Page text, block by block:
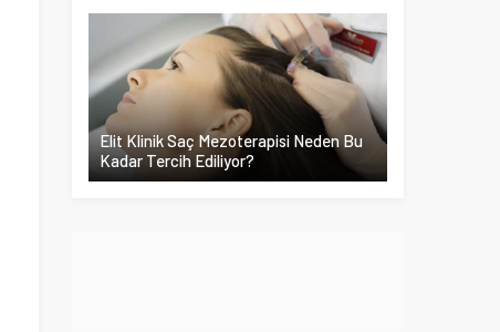
Elit Klinik Saç Mezoterapisi Neden Bu
Kadar Tercih Ediliyor?